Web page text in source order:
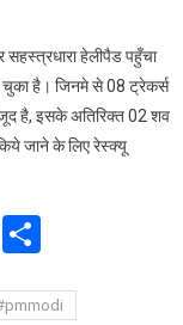
हेलीपैड पहुँचा
चुका है। जिनमे से 08 ट्रेकर्स
है, इसके अतिरिक्त 02 शव
जाने के लिए रेस्क्यू
Share